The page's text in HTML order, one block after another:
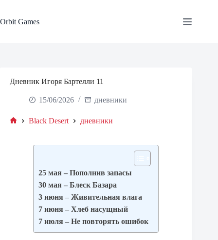
content
Orbit Games
Дневник Игоря Бартелли 11
15/06/2026 дневники
Black Desert дневники
25 мая – Пополнив запасы
30 мая – Блеск Базара
3 июня – Живительная влага
7 июня – Хлеб насущный
7 июля – Не повторять ошибок